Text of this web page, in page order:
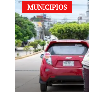
MUNICIPIOS